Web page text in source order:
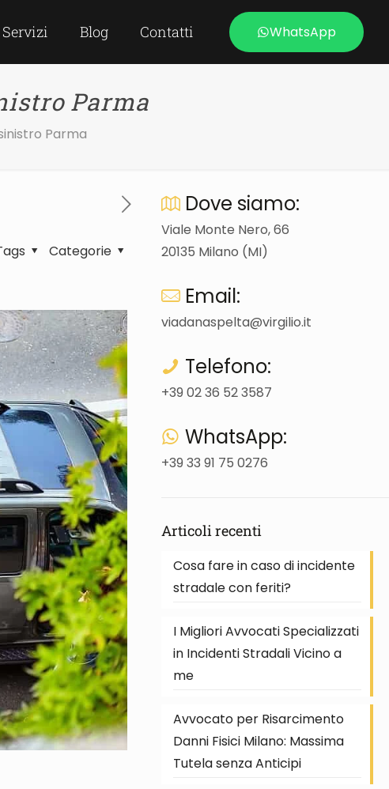
Servizi Blog Contatti WhatsApp
Parma
Parma
Categorie
Dove siamo:
Viale Monte Nero, 66
20135 Milano (MI)
Email:
viadanaspelta@virgilio.it
Telefono:
+39 02 36 52 3587
WhatsApp:
+39 33 91 75 0276
Articoli recenti
Cosa fare in caso di incidente
stradale con feriti?
I Migliori Avvocati Specializzati
in Incidenti Stradali Vicino a
me
Avvocato per Risarcimento
Danni Fisici Milano: Massima
Tutela senza Anticipi